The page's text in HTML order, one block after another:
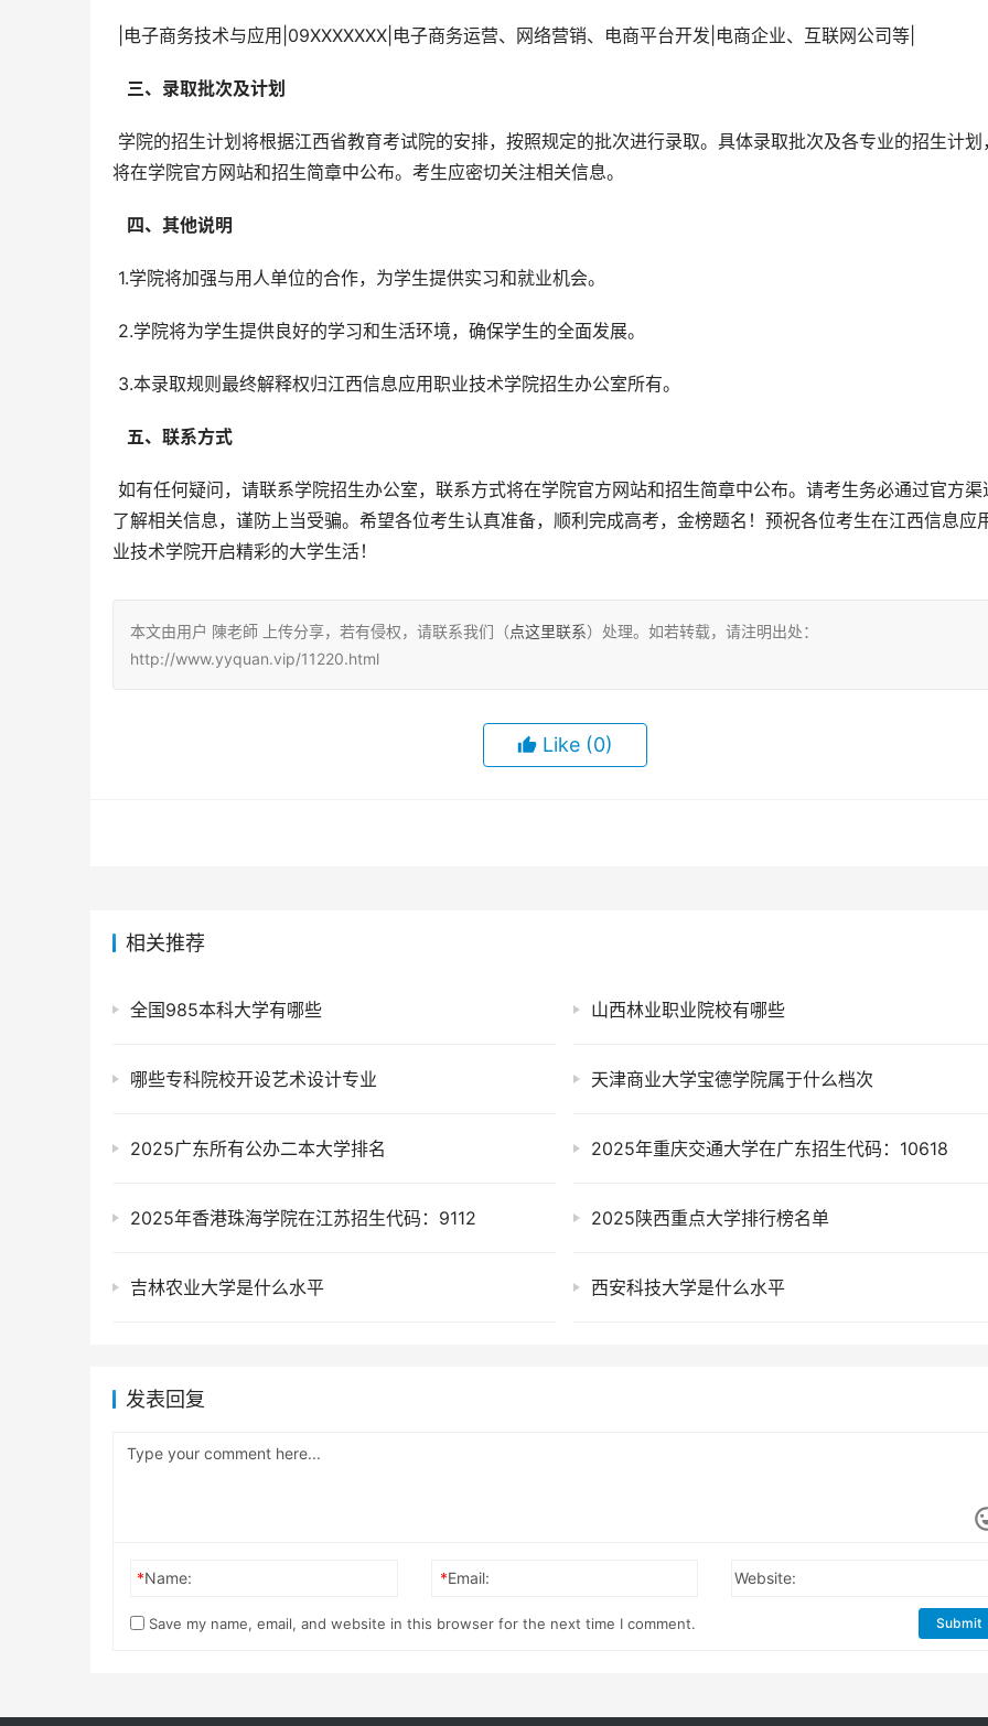
|电子商务技术与应用|09XXXXXXX|电子商务运营、网络营销、电商平台开发|电商企业、互联网公司等|
  三、录取批次及计划
将在学院官方网站和招生简章中公布。考生应密切关注相关信息。
  四、其他说明
1.学院将加强与用人单位的合作，为学生提供实习和就业机会。
2.学院将为学生提供良好的学习和生活环境，确保学生的全面发展。
3.本录取规则最终解释权归江西信息应用职业技术学院招生办公室所有。
  五、联系方式
了解相关信息，谨防上当受骗。希望各位考生认真准备，顺利完成高考，金榜题名！预祝各位考生在江西信息应
业技术学院开启精彩的大学生活！
本文由用户 陳老師 上传分享，若有侵权，请联系我们（点这里联系）处理。如若转载，请注明出处：
http://www.yyquan.vip/11220.html
Like (0)
相关推荐
全国985本科大学有哪些 山西林业职业院校有哪些
哪些专科院校开设艺术设计专业 天津商业大学宝德学院属于什么档次
2025广东所有公办二本大学排名 2025年重庆交通大学在广东招生代码：10618
2025年香港珠海学院在江苏招生代码：9112 2025陕西重点大学排行榜名单
吉林农业大学是什么水平 西安科技大学是什么水平
发表回复
*Name: *Email: Website:
Save my name, email, and website in this browser for the next time I comment. Submit